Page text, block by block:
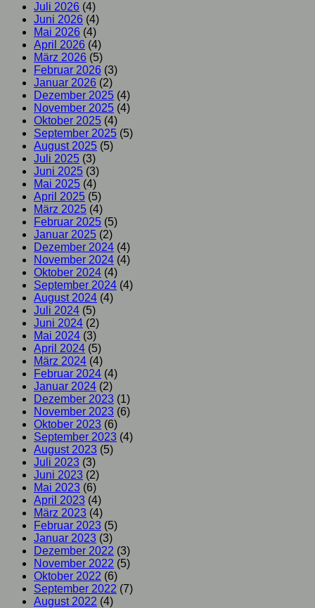
Juli 2026 (4)
Juni 2026 (4)
Mai 2026 (4)
April 2026 (4)
März 2026 (5)
Februar 2026 (3)
Januar 2026 (2)
Dezember 2025 (4)
November 2025 (4)
Oktober 2025 (4)
September 2025 (5)
August 2025 (5)
Juli 2025 (3)
Juni 2025 (3)
Mai 2025 (4)
April 2025 (5)
März 2025 (4)
Februar 2025 (5)
Januar 2025 (2)
Dezember 2024 (4)
November 2024 (4)
Oktober 2024 (4)
September 2024 (4)
August 2024 (4)
Juli 2024 (5)
Juni 2024 (2)
Mai 2024 (3)
April 2024 (5)
März 2024 (4)
Februar 2024 (4)
Januar 2024 (2)
Dezember 2023 (1)
November 2023 (6)
Oktober 2023 (6)
September 2023 (4)
August 2023 (5)
Juli 2023 (3)
Juni 2023 (2)
Mai 2023 (6)
April 2023 (4)
März 2023 (4)
Februar 2023 (5)
Januar 2023 (3)
Dezember 2022 (3)
November 2022 (5)
Oktober 2022 (6)
September 2022 (7)
August 2022 (4)